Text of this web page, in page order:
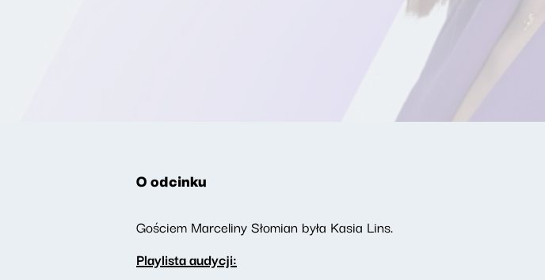
O odcinku
Gościem Marceliny Słomian była Kasia Lins.
Playlista audycji: